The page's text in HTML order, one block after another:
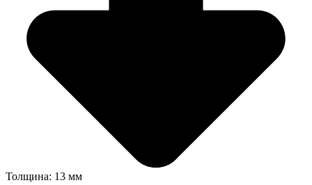
Толщина: 13 мм